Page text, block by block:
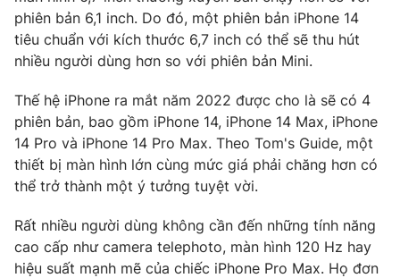
VTV4 Vươn mình bằng AI
Liên hệ tòa soạn English
THỜI BÁO VTV
phiên bản 6,1 inch. Do đó, một phiên bản iPhone 14
tiêu chuẩn với kích thước 6,7 inch có thể sẽ thu hút
nhiều người dùng hơn so với phiên bản Mini.
Thế hệ iPhone ra mắt năm 2022 được cho là sẽ có 4
phiên bản, bao gồm iPhone 14, iPhone 14 Max, iPhone
14 Pro và iPhone 14 Pro Max. Theo Tom's Guide, một
thiết bị màn hình lớn cùng mức giá phải chăng hơn có
thể trở thành một ý tưởng tuyệt vời.
Rất nhiều người dùng không cần đến những tính năng
cao cấp như camera telephoto, màn hình 120 Hz hay
hiệu suất mạnh mẽ của chiếc iPhone Pro Max. Họ đơn